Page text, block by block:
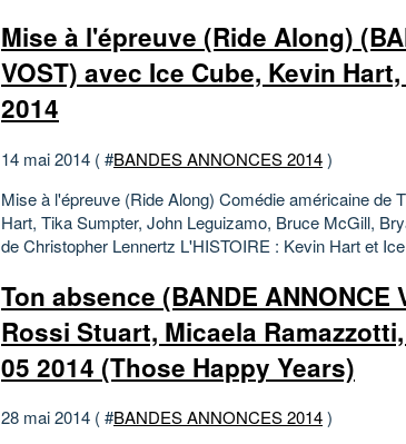
Mise à l'épreuve (Ride Along)
VOST) avec Ice Cube, Kevin
2014
14 mai 2014 ( #BANDES ANNONCES 2014)
Mise à l'épreuve (Ride Along) Comédie américaine de
Hart, Tika Sumpter, John Leguizamo, Bruce McGill,
de Christopher Lennertz L'HISTOIRE : Kevin Hart et
Ton absence (BANDE ANNONCE
Rossi Stuart, Micaela
05 2014 (Those Happy Years)
28 mai 2014 ( #BANDES ANNONCES 2014)